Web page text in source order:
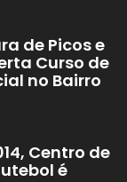
de Picos e
Curso de
no Bairro
Centro de
é